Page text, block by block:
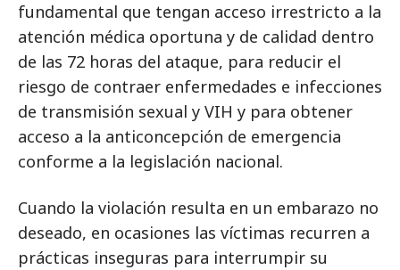
fundamental que tengan acceso irrestricto a la
atención médica oportuna y de calidad dentro
de las 72 horas del ataque, para reducir el
riesgo de contraer enfermedades e infecciones
de transmisión sexual y VIH y para obtener
acceso a la anticoncepción de emergencia
conforme a la legislación nacional.
Cuando la violación resulta en un embarazo no
deseado, en ocasiones las víctimas recurren a
prácticas inseguras para interrumpir su